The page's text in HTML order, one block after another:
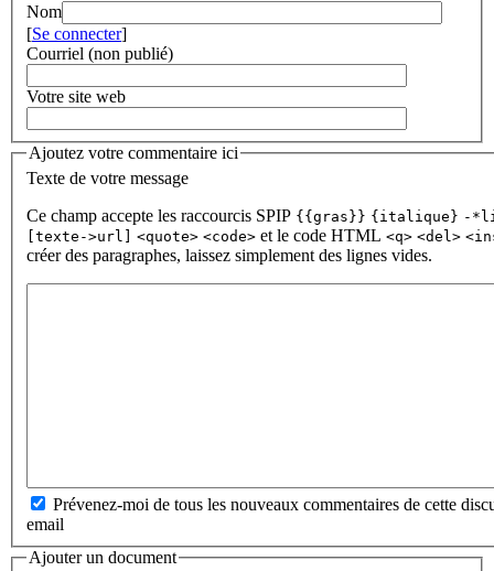
Nom
[Se connecter]
Courriel (non publié)
Votre site web
Ajoutez votre commentaire ici
Texte de votre message
Ce champ accepte les raccourcis SPIP {{gras}} {italique} -
[texte->url]
<quote> <code> et le code HTML <q> <del>
créer des paragraphes, laissez simplement des lignes vides.
Prévenez-moi de tous les nouveaux commentaires de cette
email
Ajouter un document